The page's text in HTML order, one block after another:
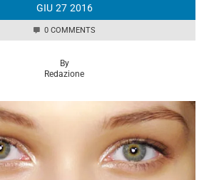
GIU 27 2016
0 COMMENTS
By
Redazione